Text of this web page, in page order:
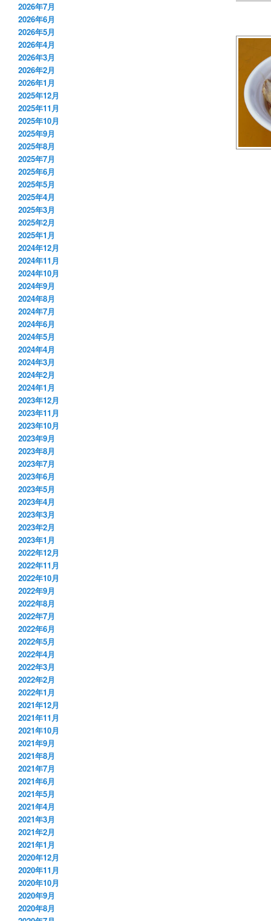
2026年7月
2026年6月
2026年5月
2026年4月
2026年3月
2026年2月
2026年1月
2025年12月
2025年11月
2025年10月
2025年9月
2025年8月
2025年7月
2025年6月
2025年5月
2025年4月
2025年3月
2025年2月
2025年1月
2024年12月
2024年11月
2024年10月
2024年9月
2024年8月
2024年7月
2024年6月
2024年5月
2024年4月
2024年3月
2024年2月
2024年1月
2023年12月
2023年11月
2023年10月
2023年9月
2023年8月
2023年7月
2023年6月
2023年5月
2023年4月
2023年3月
2023年2月
2023年1月
2022年12月
2022年11月
2022年10月
2022年9月
2022年8月
2022年7月
2022年6月
2022年5月
2022年4月
2022年3月
2022年2月
2022年1月
2021年12月
2021年11月
2021年10月
2021年9月
2021年8月
2021年7月
2021年6月
2021年5月
2021年4月
2021年3月
2021年2月
2021年1月
2020年12月
2020年11月
2020年10月
2020年9月
2020年8月